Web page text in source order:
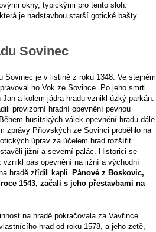
okny, typickými pro tento sloh.
je nadstavbou starší gotické bašty.
Sovinec
Sovinec je v listině z roku 1348. Ve stejném
ho Vok ze Sovince. Po jeho smrti
a kolem jádra hradu vznikl úzký parkán.
provizorní hradní opevnění pevnou
husitských válek opevnění hradu dále
zprávy Pňovských ze Sovinci proběhlo na
úprav za účelem hrad rozšířit.
jižní a severní palác. Historici se
vznikl pás opevnění na jižní a východní
hradě zřídili kapli. Pánové z Boskovic,
1543, začali s jeho přestavbami na
na hradě pokračovala za Vavřince
hrad od roku 1578, a jeho zetě,